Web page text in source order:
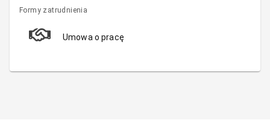
Formy zatrudnienia
Umowa o pracę